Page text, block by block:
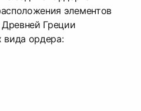
элементов
Греции
вида ордера: